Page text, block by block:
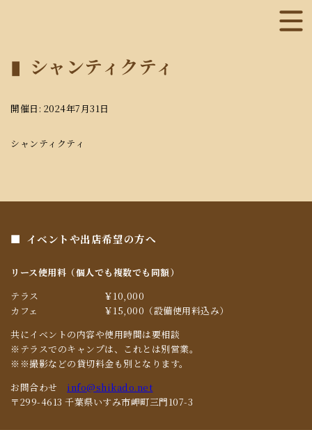
シャンティクティ
開催日: 2024年7月31日
シャンティクティ
イベントや出店希望の方へ
リース使用料（個人でも複数でも同額）
テラス
￥10,000
カフェ
￥15,000（設備使用料込み）
共にイベントの内容や使用時間は要相談
※テラスでのキャンプは、これとは別営業。
※※撮影などの貸切料金も別となります。
お問合わせ info@shikado.net
〒299-4613 千葉県いすみ市岬町三門107-3